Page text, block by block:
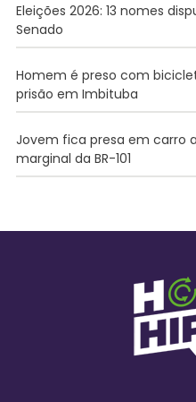
Eleições 2026: 13 nomes
Senado
Homem é preso com
prisão em Imbituba
Jovem fica presa em carro
marginal da BR-101